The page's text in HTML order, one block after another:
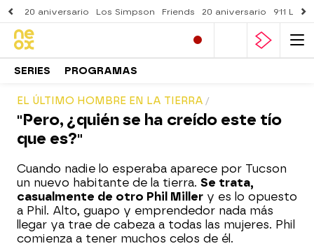
20 aniversario Los Simpson Friends 20 aniversario 911
SERIES PROGRAMAS
EL ÚLTIMO HOMBRE EN LA TIERRA
"Pero, ¿quién se ha creído este tío
que es?"
Cuando nadie lo esperaba aparece por Tucson
un nuevo habitante de la tierra. Se trata,
casualmente de otro Phil Miller y es lo opuesto
a Phil. Alto, guapo y emprendedor nada más
llegar ya trae de cabeza a todas las mujeres. Phil
comienza a tener muchos celos de él.